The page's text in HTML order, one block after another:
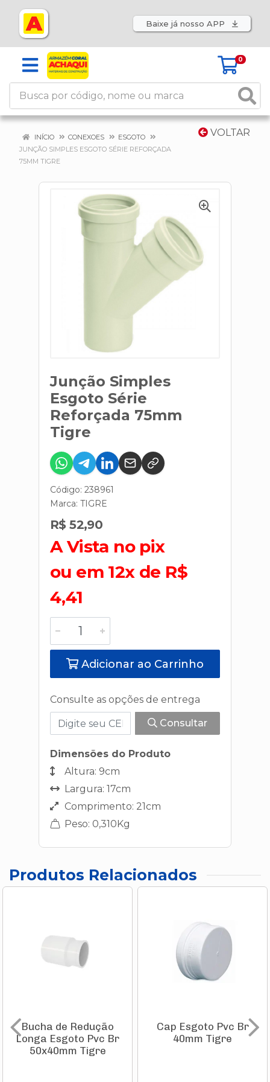
Baixe já nosso APP
0
VOLTAR
INÍCIO CONEXOES
ESGOTO
JUNÇÃO SIMPLES ESGOTO SÉRIE REFORÇADA
75MM TIGRE
Junção Simples
Esgoto Série
Reforçada 75mm
Tigre
Código: 238961
Marca: TIGRE
R$ 52,90
A Vista no pix
ou em 12x de R$
4,41
Adicionar ao Carrinho
Consulte as opções de entrega
Consultar
Dimensões do Produto
Altura: 9cm
Largura: 17cm
Comprimento: 21cm
Peso: 0,310Kg
Produtos Relacionados
Bucha de Redução
Longa Esgoto Pvc Br
50x40mm Tigre
Cap Esgoto Pvc Br
40mm Tigre